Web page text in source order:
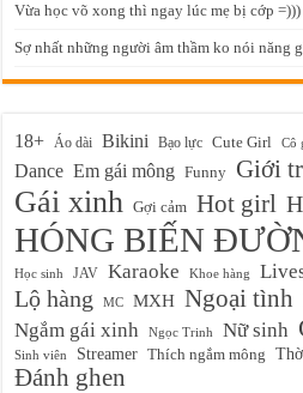
Vừa học võ xong thì ngay lúc mẹ bị cớp =)))
Sợ nhất những người âm thầm ko nói năng
18+ Áo dài Bikini Bạo lực Cute Girl Cô
Dance Em gái mông Funny Giới
Gái xinh Gợi cảm Hot girl
HÓNG BIẾN
Học sinh
JAV Karaoke Khoe hàng
Lộ hàng MC MXH Ngoại tình
Ngắm gái xinh
Ngọc Trinh Nữ sinh
Sinh viên Streamer Thích ngắm mông
Đánh ghen